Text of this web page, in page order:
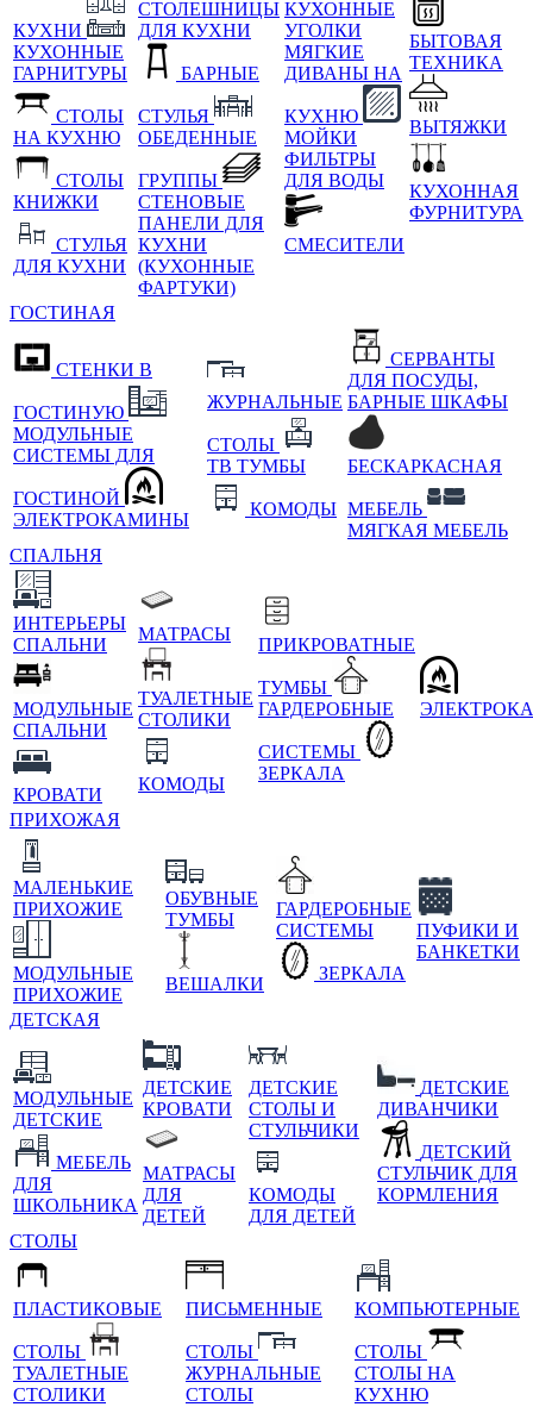
КУХНИ
КУХОННЫЕ
ГАРНИТУРЫ
СТОЛЫ
НА КУХНЮ
СТОЛЫ
КНИЖКИ
СТУЛЬЯ
ДЛЯ КУХНИ
СТОЛЕШНИЦЫ
ДЛЯ КУХНИ
БАРНЫЕ
СТУЛЬЯ
ОБЕДЕННЫЕ
ГРУППЫ
СТЕНОВЫЕ
ПАНЕЛИ ДЛЯ
КУХНИ
(КУХОННЫЕ
ФАРТУКИ)
КУХОННЫЕ
УГОЛКИ
МЯГКИЕ
ДИВАНЫ НА
КУХНЮ
МОЙКИ
ФИЛЬТРЫ
ДЛЯ ВОДЫ
СМЕСИТЕЛИ
БЫТОВАЯ
ТЕХНИКА
ВЫТЯЖКИ
КУХОННАЯ
ФУРНИТУРА
ГОСТИНАЯ
СТЕНКИ В
ГОСТИНУЮ
МОДУЛЬНЫЕ
СИСТЕМЫ ДЛЯ
ГОСТИНОЙ
ЭЛЕКТРОКАМИНЫ
ЖУРНАЛЬНЫЕ
СТОЛЫ
ТВ ТУМБЫ
КОМОДЫ
СЕРВАНТЫ
ДЛЯ ПОСУДЫ,
БАРНЫЕ ШКАФЫ
БЕСКАРКАСНАЯ
МЕБЕЛЬ
МЯГКАЯ МЕБЕЛЬ
СПАЛЬНЯ
ИНТЕРЬЕРЫ
СПАЛЬНИ
МОДУЛЬНЫЕ
СПАЛЬНИ
КРОВАТИ
МАТРАСЫ
ТУАЛЕТНЫЕ
СТОЛИКИ
КОМОДЫ
ПРИКРОВАТНЫЕ
ТУМБЫ
ГАРДЕРОБНЫЕ
СИСТЕМЫ
ЗЕРКАЛА
ПРИХОЖАЯ
МАЛЕНЬКИЕ
ПРИХОЖИЕ
МОДУЛЬНЫЕ
ПРИХОЖИЕ
ОБУВНЫЕ
ТУМБЫ
ВЕШАЛКИ
ГАРДЕРОБНЫЕ
СИСТЕМЫ
ЗЕРКАЛА
ПУФИКИ И
БАНКЕТКИ
ДЕТСКАЯ
МОДУЛЬНЫЕ
ДЕТСКИЕ
МЕБЕЛЬ
ДЛЯ
ШКОЛЬНИКА
ДЕТСКИЕ
КРОВАТИ
МАТРАСЫ
ДЛЯ
ДЕТЕЙ
ДЕТСКИЕ
СТОЛЫ И
СТУЛЬЧИКИ
КОМОДЫ
ДЛЯ ДЕТЕЙ
ДЕТСКИЕ
ДИВАНЧИКИ
ДЕТСКИЙ
СТУЛЬЧИК ДЛЯ
КОРМЛЕНИЯ
СТОЛЫ
ПЛАСТИКОВЫЕ
СТОЛЫ
ТУАЛЕТНЫЕ
СТОЛИКИ
ПИСЬМЕННЫЕ
СТОЛЫ
ЖУРНАЛЬНЫЕ
СТОЛЫ
КОМПЬЮТЕРНЫЕ
СТОЛЫ
СТОЛЫ НА
КУХНЮ